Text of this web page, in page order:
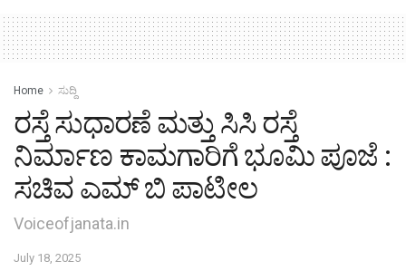
Home ಸುದ್ದಿ
ರಸ್ತೆ ಸುಧಾರಣೆ ಮತ್ತು ಸಿಸಿ ರಸ್ತೆ
ನಿರ್ಮಾಣ ಕಾಮಗಾರಿಗೆ ಭೂಮಿ ಪೂಜೆ :
ಸಚಿವ ಎಮ್ ಬಿ ಪಾಟೀಲ
Voiceofjanata.in
July 18, 2025